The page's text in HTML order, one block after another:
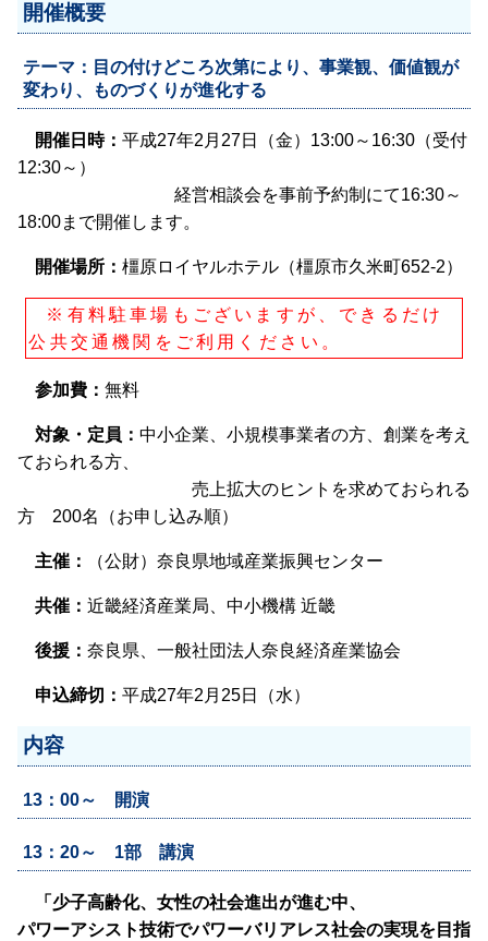
開催概要
テーマ：目の付けどころ次第により、事業観、価値観が
変わり、ものづくりが進化する
開催日時： 平成27年2月27日（金）13:00～16:30（受付
12:30～）
経営相談会を事前予約制にて16:30～
18:00まで開催します。
開催場所： 橿原ロイヤルホテル（橿原市久米町652-2）
※有料駐車場もございますが、できるだけ
公共交通機関をご利用ください。
参加費： 無料
対象・定員： 中小企業、小規模事業者の方、創業を考え
ておられる方、
売上拡大のヒントを求めておられる
方 200名（お申し込み順）
主催： （公財）奈良県地域産業振興センター
共催： 近畿経済産業局、中小機構 近畿
後援： 奈良県、一般社団法人奈良経済産業協会
申込締切： 平成27年2月25日（水）
内容
13：00～ 開演
13：20～ 1部 講演
「少子高齢化、女性の社会進出が進む中、
パワーアシスト技術でパワーバリアレス社会の実現を目指